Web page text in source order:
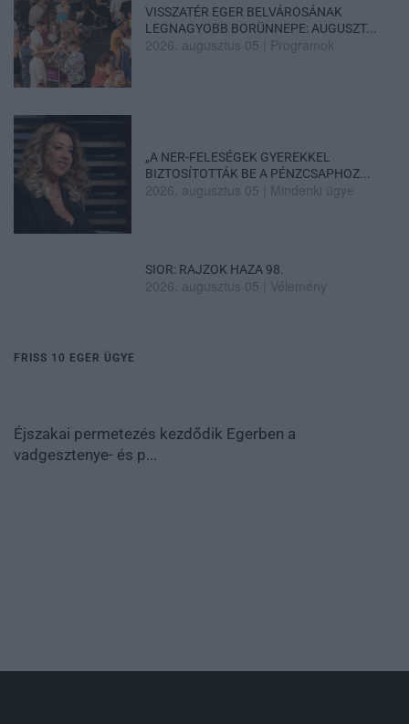
VISSZATÉR EGER BELVÁROSÁNAK
LEGNAGYOBB BORÜNNEPE: AUGUSZT...
2026. augusztus 05 Programok
„A NER-FELESÉGEK GYEREKKEL
BIZTOSÍTOTTÁK BE A PÉNZCSAPHOZ...
2026. augusztus 05 Mindenki ügye
SIOR: RAJZOK HAZA 98.
2026. augusztus 05 Vélemény
FRISS 10 EGER ÜGYE
Éjszakai permetezés kezdődik Egerben a
vadgesztenye- és p...